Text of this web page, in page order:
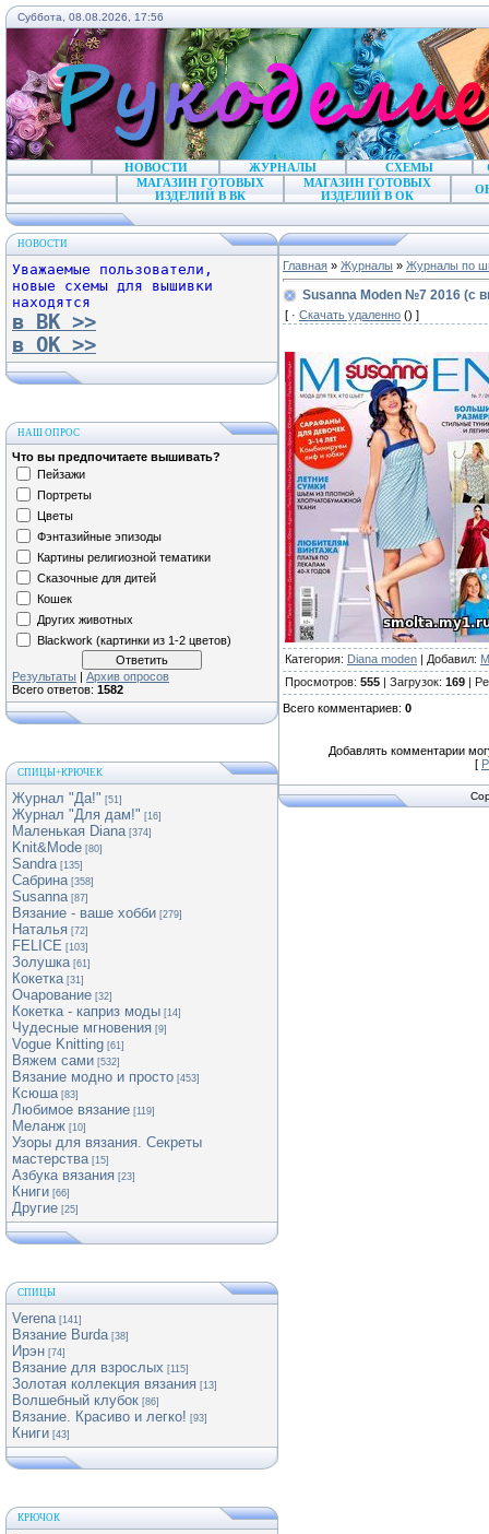
Суббота, 08.08.2026, 17:56
НОВОСТИ ЖУРНАЛЫ СХЕМЫ
МАГАЗИН ГОТОВЫХ
ИЗДЕЛИЙ В ВК
МАГАЗИН ГОТОВЫХ
ИЗДЕЛИЙ В ОК
НОВОСТИ
Уважаемые пользователи,
новые схемы для вышивки
находятся
в ВК >>
в ОК >>
НАШ ОПРОС
Что вы предпочитаете вышивать?
Пейзажи
Портреты
Цветы
Фэнтазийные эпизоды
Картины религиозной тематики
Сказочные для дитей
Кошек
Других животных
Blackwork (картинки из 1-2 цветов)
Результаты | Архив опросов
Всего ответов: 1582
СПИЦЫ+КРЮЧЕК
Журнал "Да!" [51]
Журнал "Для дам!" [16]
Маленькая Diana [374]
Knit&Mode [80]
Sandra [135]
Сабрина [358]
Susanna [87]
Вязание - ваше хобби [279]
Наталья [72]
FELICE [103]
Золушка [61]
Кокетка [31]
Очарование [32]
Кокетка - каприз моды [14]
Чудесные мгновения [9]
Vogue Knitting [61]
Вяжем сами [532]
Вязание модно и просто [453]
Ксюша [83]
Любимое вязание [119]
Меланж [10]
Узоры для вязания. Секреты
мастерства [15]
Азбука вязания [23]
Книги [66]
Другие [25]
СПИЦЫ
Verena [141]
Вязание Burda [38]
Ирэн [74]
Вязание для взрослых [115]
Золотая коллекция вязания [13]
Волшебный клубок [86]
Вязание. Красиво и легко! [93]
Книги [43]
КРЮЧОК
Главная » Журналы » Журналы по
Susanna Мoden №7 2016 (с
[ · Скачать удаленно () ]
Категория: Diana moden | Добавил:
Просмотров: 555 | Загрузок: 169 |
Всего комментариев: 0
Добавлять комментарии
[